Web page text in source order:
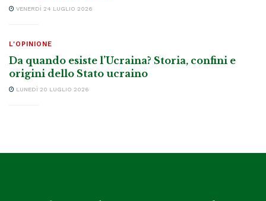
VENERDÌ 24 LUGLIO 2026
L'OPINIONE
Da quando esiste l’Ucraina? Storia, confini e
origini dello Stato ucraino
LUNEDÌ 20 LUGLIO 2026